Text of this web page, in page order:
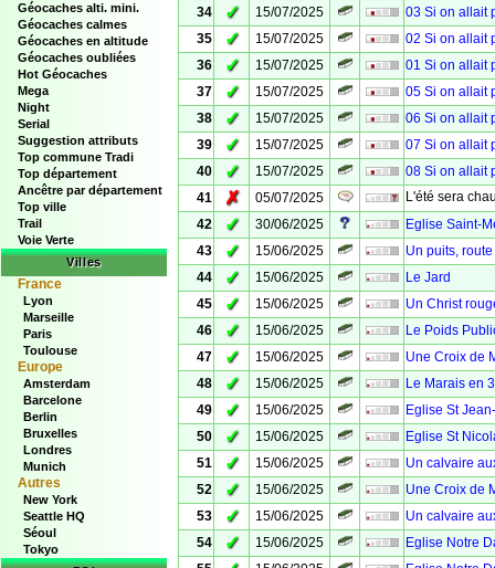
Géocaches alti. mini.
Géocaches calmes
Géocaches en altitude
Géocaches oubliées
Hot Géocaches
Mega
Night
Serial
Suggestion attributs
Top commune Tradi
Top département
Ancêtre par département
Top ville
Trail
Voie Verte
Villes
France
Lyon
Marseille
Paris
Toulouse
Europe
Amsterdam
Barcelone
Berlin
Bruxelles
Londres
Munich
Autres
New York
Seattle HQ
Séoul
Tokyo
34
✓ 15/07/2025
03 Si on allait
35
✓ 15/07/2025
02 Si on allait
36
✓ 15/07/2025
01 Si on allait
37
✓ 15/07/2025
05 Si on allait
38
✓ 15/07/2025
06 Si on allait
39
✓ 15/07/2025
07 Si on allait
40
✓ 15/07/2025
08 Si on allait
41
✗ 05/07/2025
L'été sera
42
✓ 30/06/2025
Eglise Saint-
43
✓ 15/06/2025
Un puits,
44
✓ 15/06/2025
Le Jard
45
✓ 15/06/2025
Un Christ
46
✓ 15/06/2025
Le Poids
47
✓ 15/06/2025
Une Croix de
48
✓ 15/06/2025
Le Marais en
49
✓ 15/06/2025
Eglise St
50
✓ 15/06/2025
Eglise St
51
✓ 15/06/2025
Un calvaire
52
✓ 15/06/2025
Une Croix de
53
✓ 15/06/2025
Un calvaire
54
✓ 15/06/2025
Eglise Notre